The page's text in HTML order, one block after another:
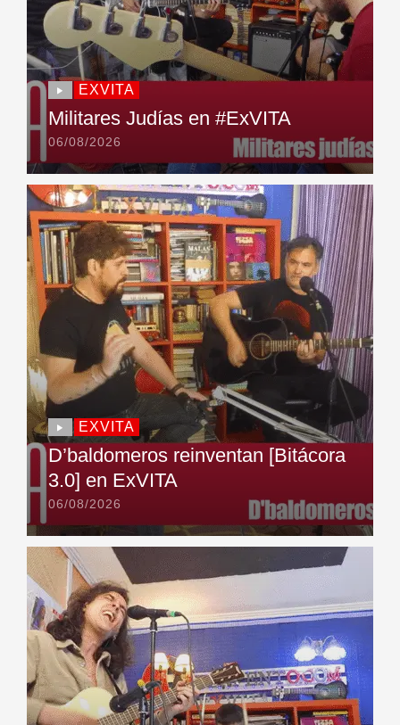
EXVITA
Militares Judías en #ExVITA
06/08/2026
EXVITA
D’baldomeros reinventan [Bitácora
3.0] en ExVITA
06/08/2026